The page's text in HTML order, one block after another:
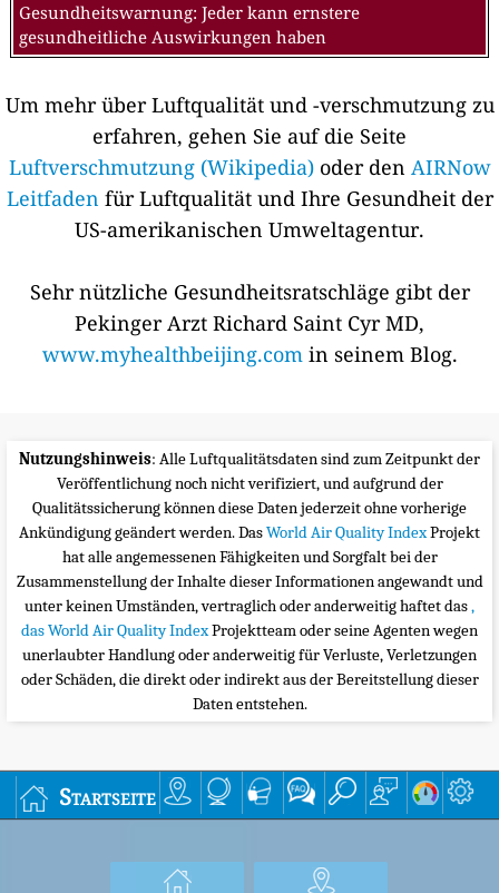
Gesundheitswarnung: Jeder kann ernstere
gesundheitliche Auswirkungen haben
Um mehr über Luftqualität und -verschmutzung zu
erfahren, gehen Sie auf die Seite
Luftverschmutzung (Wikipedia)oder den AIRNow
Leitfaden für Luftqualität und Ihre Gesundheit der
US-amerikanischen Umweltagentur.
Sehr nützliche Gesundheitsratschläge gibt der
Pekinger Arzt Richard Saint Cyr MD,
www.myhealthbeijing.comin seinem Blog.
Nutzungshinweis: Alle Luftqualitätsdaten sind zum Zeitpunkt der
Veröffentlichung noch nicht verifiziert, und aufgrund der
Qualitätssicherung können diese Daten jederzeit ohne vorherige
Ankündigung geändert werden. DasWorld Air Quality IndexProjekt
hat alle angemessenen Fähigkeiten und Sorgfalt bei der
Zusammenstellung der Inhalte dieser Informationen angewandt und
unter keinen Umständen, vertraglich oder anderweitig haftet das,
das World Air Quality IndexProjektteam oder seine Agenten wegen
unerlaubter Handlung oder anderweitig für Verluste, Verletzungen
oder Schäden, die direkt oder indirekt aus der Bereitstellung dieser
Daten entstehen.
Startseite